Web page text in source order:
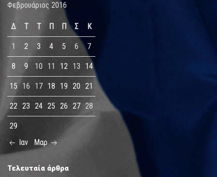
Φεβρουάριος 2016
Δ Τ Τ Π Π Σ Κ
1 2 3 4 5 6 7
8 9 10 11 12 13 14
15 16 17 18 19 20 21
22 23 24 25 26 27 28
29
Ιαν
Μαρ
Τελευταία άρθρα